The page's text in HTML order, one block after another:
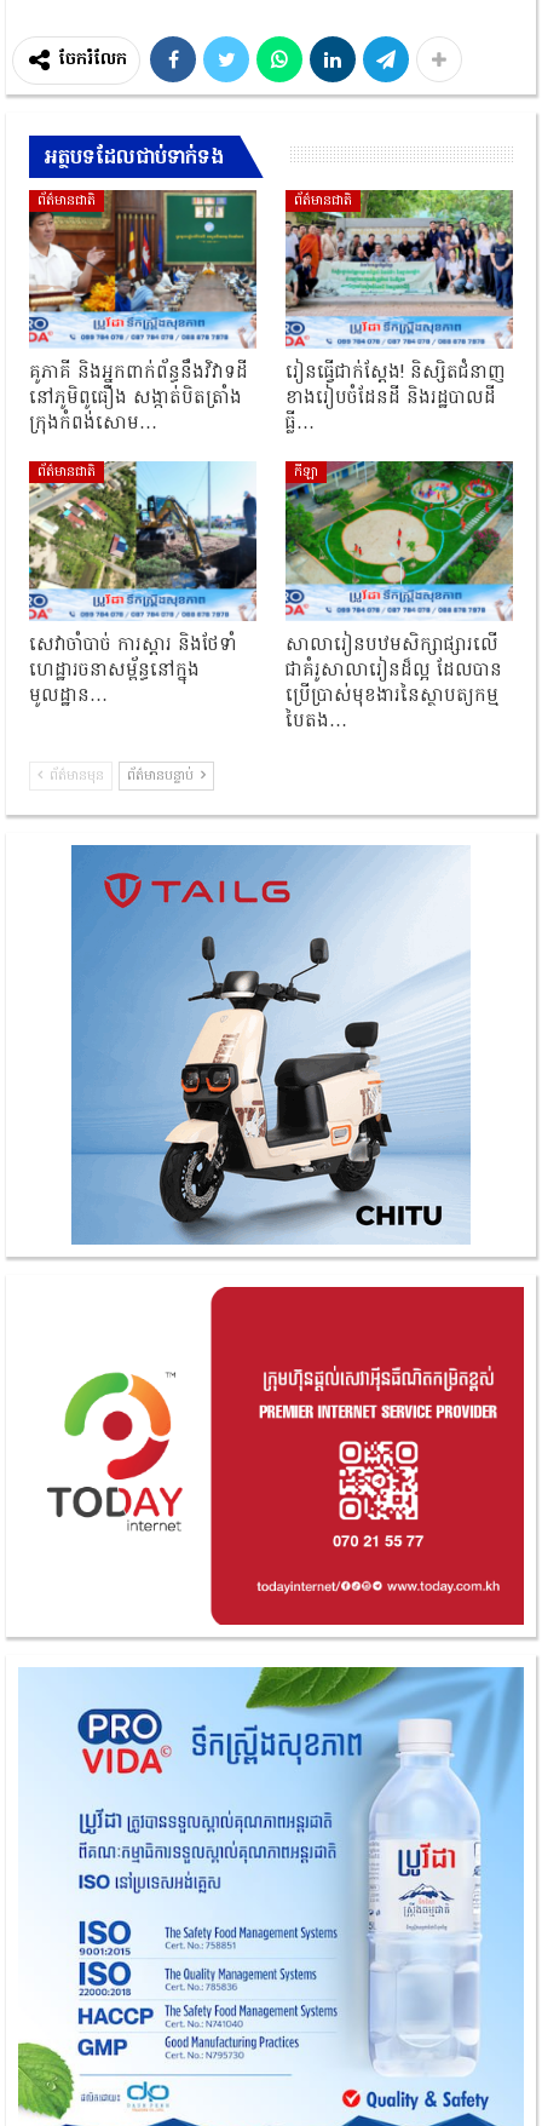
ចែករំលែក
អត្ថបទដែលជាប់ទាក់ទង
ព័ត៌មានជាតិ
គូភាគី និងអ្នកពាក់ព័ន្ធនឹងវិវាទដី
នៅភូមិពូធឿង សង្កាត់បិតត្រាំង
ក្រុងកំពង់សោម…
ព័ត៌មានជាតិ
រៀនធ្វើជាក់ស្ដែង! និស្សិតជំនាញ
ខាងរៀបចំដែនដី និងរដ្ឋបាលដី
ធ្លី…
ព័ត៌មានជាតិ
សេវាចាំបាច់ ការស្តារ និងថែទាំ
ហេដ្ឋារចនាសម្ព័ន្ធនៅក្នុង
មូលដ្ឋាន…
កីឡា
សាលារៀនបឋមសិក្សាផ្សារលើ
ជាគំរូសាលារៀនដ៏ល្អ ដែលបាន
ប្រើប្រាស់មុខងារនៃស្ថាបត្យកម្ម
បៃតង…
ព័ត៌មានមុន ព័ត៌មានបន្ទាប់